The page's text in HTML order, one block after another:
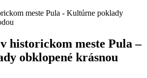
historickom meste Pula –
obklopené krásnou